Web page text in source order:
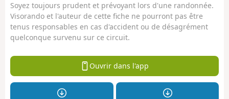
Soyez toujours prudent et prévoyant lors d'une randonnée.
Visorando et l'auteur de cette fiche ne pourront pas être
tenus responsables en cas d'accident ou de désagrément
quelconque survenu sur ce circuit.
Ouvrir dans l'app